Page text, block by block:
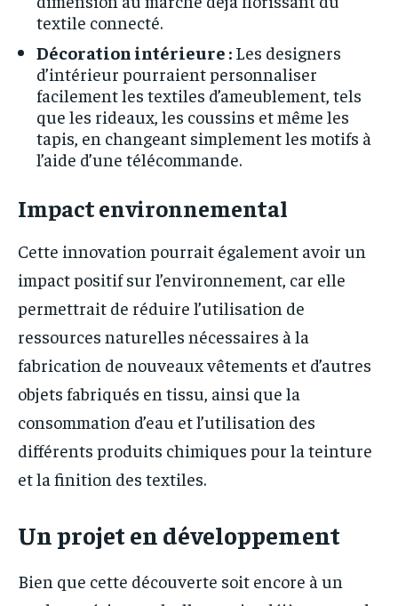
textile connecté.
Décoration intérieure : Les designers
d’intérieur pourraient personnaliser
facilement les textiles d’ameublement, tels
que les rideaux, les coussins et même les
tapis, en changeant simplement les motifs à
l’aide d’une télécommande.
Impact environnemental
Cette innovation pourrait également avoir un
impact positif sur l’environnement, car elle
permettrait de réduire l’utilisation de
ressources naturelles nécessaires à la
fabrication de nouveaux vêtements et d’autres
objets fabriqués en tissu, ainsi que la
consommation d’eau et l’utilisation des
différents produits chimiques pour la teinture
et la finition des textiles.
Un projet en développement
Bien que cette découverte soit encore à un